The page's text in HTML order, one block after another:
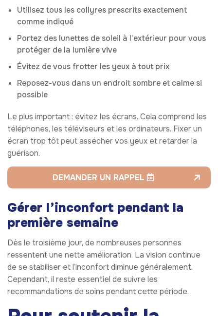
Utilisez tous les collyres prescrits exactement
comme indiqué
Portez des lunettes de soleil à l’extérieur pour vous
protéger de la lumière vive
Évitez de vous frotter les yeux à tout prix
Reposez-vous dans un endroit sombre et calme si
possible
Le plus important : évitez les écrans. Cela comprend les
téléphones, les téléviseurs et les ordinateurs. Fixer un
écran trop tôt peut assécher vos yeux et retarder la
guérison.
DEMANDER UN RAPPEL
Gérer l’inconfort pendant la
première semaine
Dès le troisième jour, de nombreuses personnes
ressentent une nette amélioration. La vision continue
de se stabiliser et l’inconfort diminue généralement.
Cependant, il reste essentiel de suivre les
recommandations de soins pendant cette période.